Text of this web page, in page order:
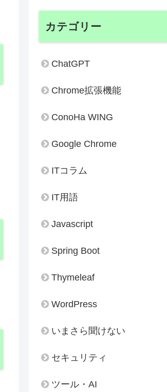
カテゴリー
ChatGPT
Chrome拡張機能
ConoHa WING
Google Chrome
ITコラム
IT用語
Javascript
Spring Boot
Thymeleaf
WordPress
いまさら聞けない
セキュリティ
ツール・AI